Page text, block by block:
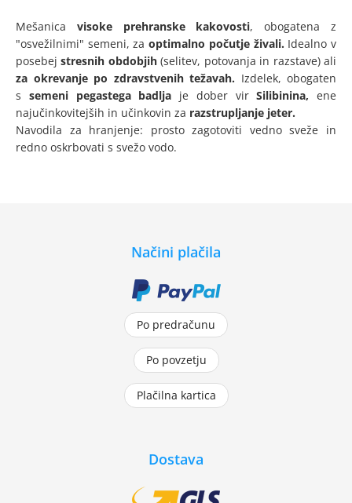
Mešanica visoke prehranske kakovosti, obogatena z
"osvežilnimi" semeni, zaoptimalno počutje živali. Idealno v
posebejstresnih obdobjih(selitev, potovanja in razstave) ali
za okrevanje po zdravstvenih težavah. Izdelek, obogaten
s semeni pegastega badlja je dober virSilibinina, ene
najučinkovitejših in učinkovin za razstrupljanje jeter.
Navodila za hranjenje: prosto zagotoviti vedno sveže in
redno oskrbovati s svežo vodo.
Načini plačila
Po predračunu
Po povzetju
Plačilna kartica
Dostava